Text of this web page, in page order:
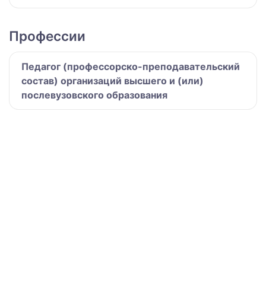
Профессии
Педагог (профессорско-преподавательский
состав) организаций высшего и (или)
послевузовского образования